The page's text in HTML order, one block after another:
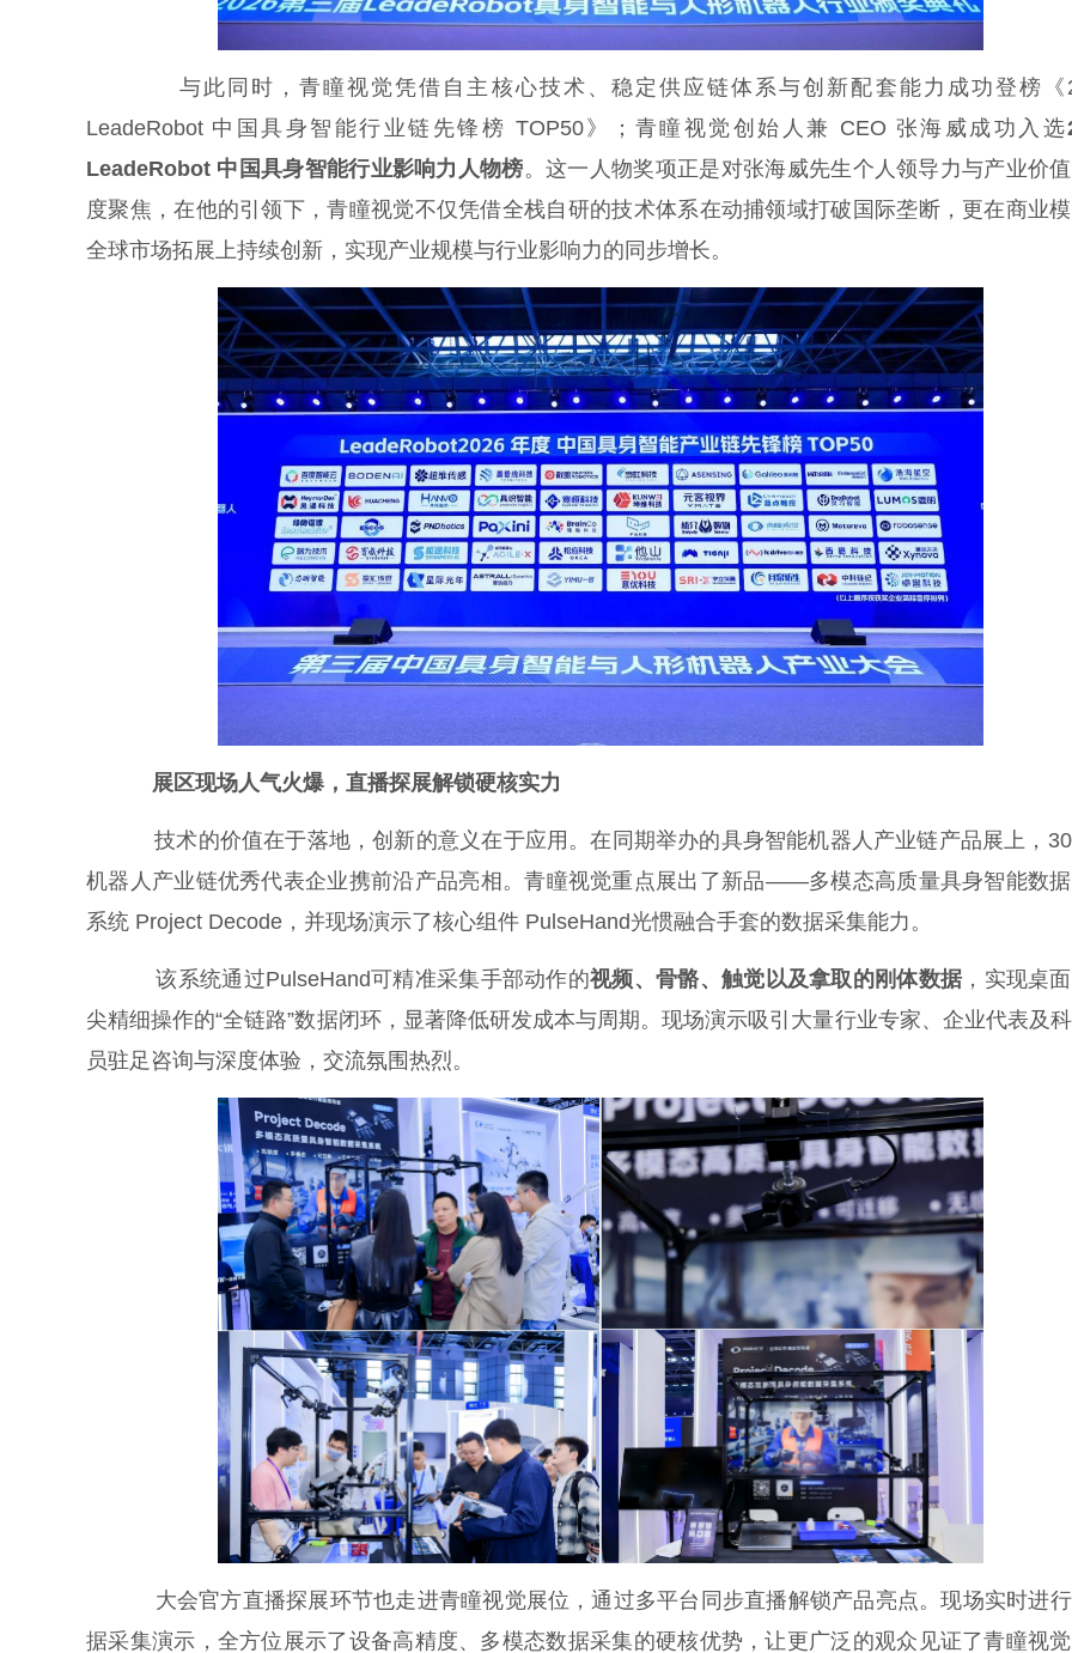
与此同时，青瞳视觉凭借自主核心技术、稳定供应链体系与创新配套能力成功登榜《
LeadeRobot 中国具身智能行业链先锋榜 TOP50》；青瞳视觉创始人兼 CEO 张海威成功入选
LeadeRobot 中国具身智能行业影响力人物榜。这一人物奖项正是对张海威先生个人领导力与产业价
度聚焦，在他的引领下，青瞳视觉不仅凭借全栈自研的技术体系在动捕领域打破国际垄断，更在商业
全球市场拓展上持续创新，实现产业规模与行业影响力的同步增长。
展区现场人气火爆，直播探展解锁硬核实力
技术的价值在于落地，创新的意义在于应用。在同期举办的具身智能机器人产业链产品展上，
机器人产业链优秀代表企业携前沿产品亮相。青瞳视觉重点展出了新品——多模态高质量具身智能数
系统 Project Decode，并现场演示了核心组件 PulseHand光惯融合手套的数据采集能力。
该系统通过PulseHand可精准采集手部动作的视频、骨骼、触觉以及拿取的刚体数据，实现桌
尖精细操作的“全链路”数据闭环，显著降低研发成本与周期。现场演示吸引大量行业专家、企业代表及
员驻足咨询与深度体验，交流氛围热烈。
大会官方直播探展环节也走进青瞳视觉展位，通过多平台同步直播解锁产品亮点。现场实时进
据采集演示，全方位展示了设备高精度、多模态数据采集的硬核优势，让更广泛的观众见证了青瞳视